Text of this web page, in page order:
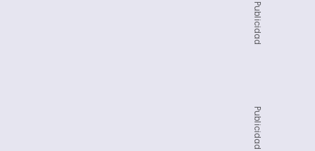
Publicidad
Publicidad